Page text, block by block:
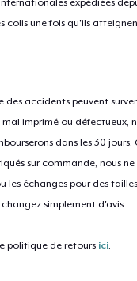
colis une fois qu'ils
des accidents peuvent
imprimé ou défectueux,
dans les 30
sur commande, nous ne
les échanges pour des
simplement d'avis.
politique de retours ici